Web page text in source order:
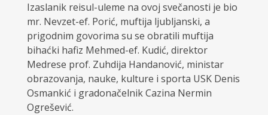
Izaslanik reisul-uleme na ovoj svečanosti je bio
mr. Nevzet-ef. Porić, muftija ljubljanski, a
prigodnim govorima su se obratili muftija
bihaćki hafiz Mehmed-ef. Kudić, direktor
Medrese prof. Zuhdija Handanović, ministar
obrazovanja, nauke, kulture i sporta USK Denis
Osmankić i gradonačelnik Cazina Nermin
Ogrešević.